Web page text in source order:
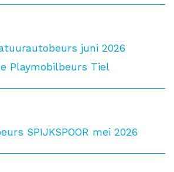
juni 2026
Playmobilbeurs Tiel
SPIJKSPOOR mei 2026